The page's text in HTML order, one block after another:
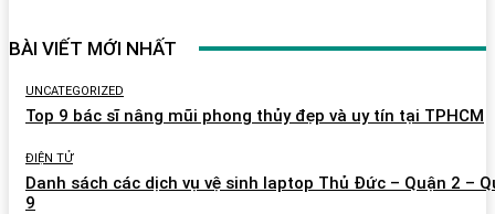
BÀI VIẾT MỚI NHẤT
UNCATEGORIZED
Top 9 bác sĩ nâng mũi phong thủy đẹp và uy tín tại TPHCM
ĐIỆN TỬ
Danh sách các dịch vụ vệ sinh laptop Thủ Đức – Quận 2 –
9